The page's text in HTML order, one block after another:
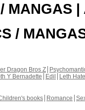
MANGAS |
/
Dragon Bros Z
Y Bernadette Edil
Leth Hate
books Romance